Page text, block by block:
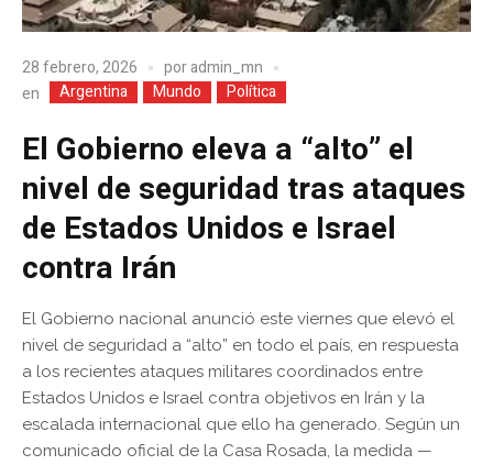
28 febrero, 2026 poradmin_mn
en
Argentina Mundo Política
El Gobierno eleva a “alto” el
nivel de seguridad tras ataques
de Estados Unidos e Israel
contra Irán
El Gobierno nacional anunció este viernes que elevó el
nivel de seguridad a “alto” en todo el país, en respuesta
a los recientes ataques militares coordinados entre
Estados Unidos e Israel contra objetivos en Irán y la
escalada internacional que ello ha generado. Según un
comunicado oficial de la Casa Rosada, la medida —